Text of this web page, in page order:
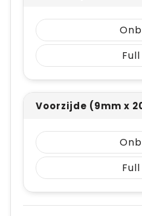
Voorzijde (9mm x